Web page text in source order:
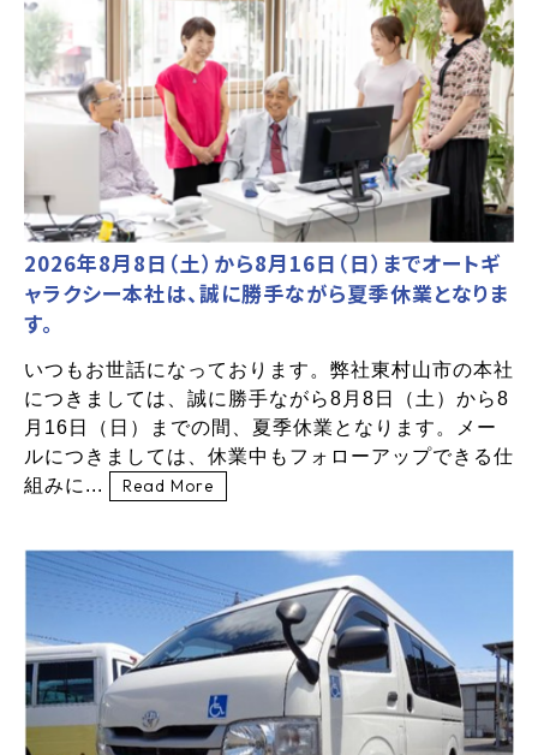
2026年8月8日（土）から8月16日（日）までオートギ
ャラクシー本社は、誠に勝手ながら夏季休業となりま
す。
いつもお世話になっております。弊社東村山市の本社
につきましては、誠に勝手ながら8月8日（土）から8
月16日（日）までの間、夏季休業となります。メー
ルにつきましては、休業中もフォローアップできる仕
組みに...
Read More